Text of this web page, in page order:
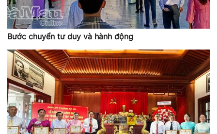
Bước chuyển tư duy và hành động